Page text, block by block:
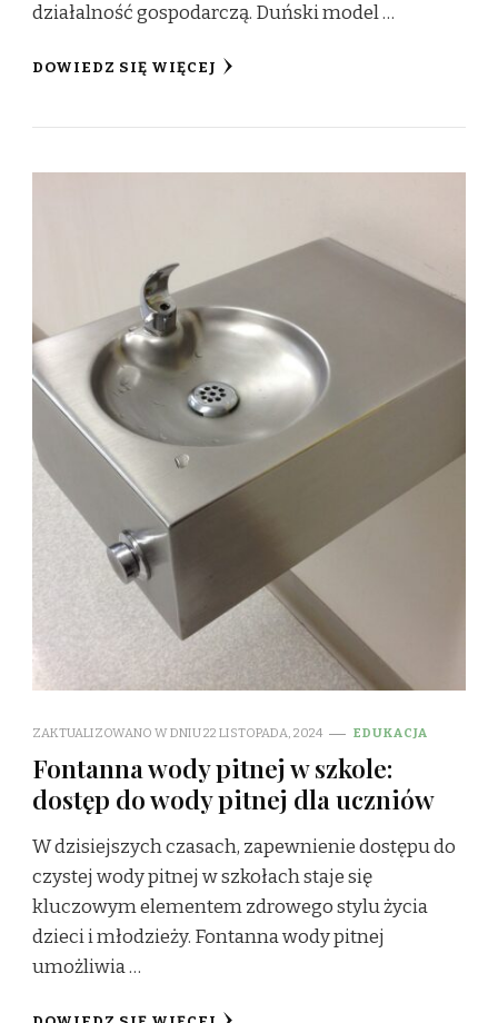
działalność gospodarczą. Duński model …
DOWIEDZ SIĘ WIĘCEJ
ZAKTUALIZOWANO W DNIU22 LISTOPADA, 2024 EDUKACJA
Fontanna wody pitnej w szkole:
dostęp do wody pitnej dla uczniów
W dzisiejszych czasach, zapewnienie dostępu do
czystej wody pitnej w szkołach staje się
kluczowym elementem zdrowego stylu życia
dzieci i młodzieży. Fontanna wody pitnej
umożliwia …